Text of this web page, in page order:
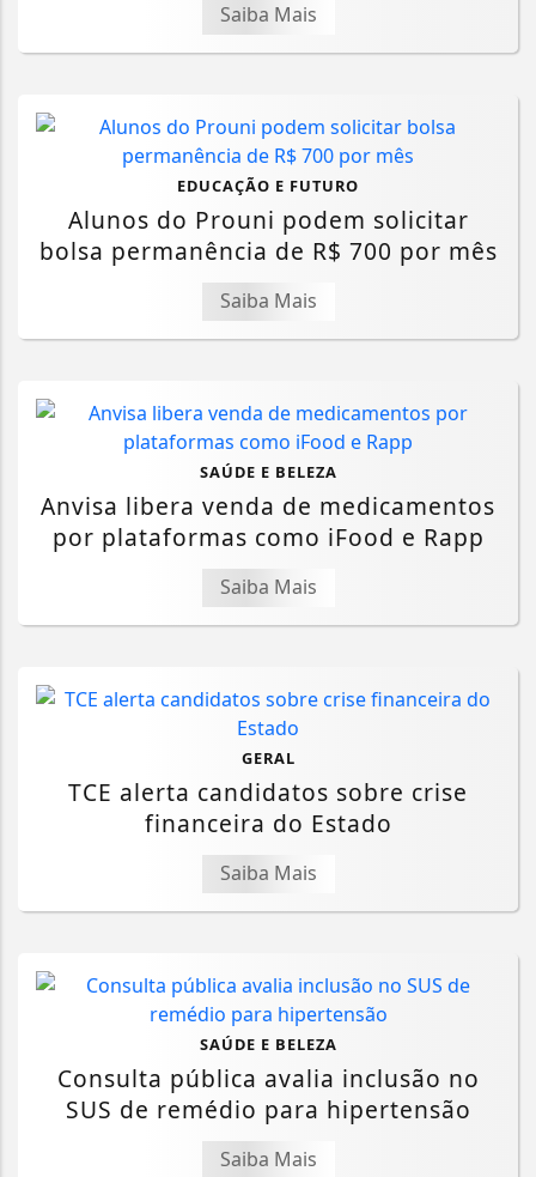
Saiba Mais
EDUCAÇÃO E FUTURO
Alunos do Prouni podem solicitar
bolsa permanência de R$ 700 por mês
Saiba Mais
SAÚDE E BELEZA
Anvisa libera venda de medicamentos
por plataformas como iFood e Rapp
Saiba Mais
GERAL
TCE alerta candidatos sobre crise
financeira do Estado
Saiba Mais
SAÚDE E BELEZA
Consulta pública avalia inclusão no
SUS de remédio para hipertensão
Saiba Mais